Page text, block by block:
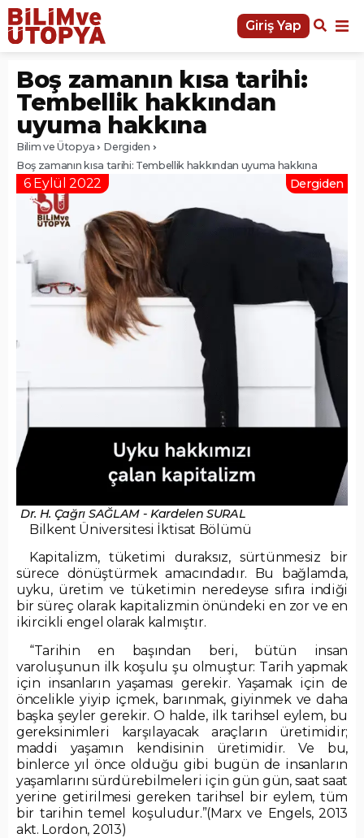
Giriş Yap
Boş zamanın kısa tarihi:
Tembellik hakkından
uyuma hakkına
Bilim ve Ütopya
Dergiden
Boş zamanın kısa tarihi: Tembellik hakkından uyuma hakkına
6 Eylül 2022 Dergiden
Dr. H. Çağrı SAĞLAM - Kardelen SURAL
Bilkent Üniversitesi İktisat Bölümü
Kapitalizm, tüketimi duraksız, sürtünmesiz bir
sürece dönüştürmek amacındadır. Bu bağlamda,
uyku, üretim ve tüketimin neredeyse sıfıra indiği
bir süreç olarak kapitalizmin önündeki en zor ve en
ikircikli engel olarak kalmıştır.
“Tarihin en başından beri, bütün insan
varoluşunun ilk koşulu şu olmuştur: Tarih yapmak
için insanların yaşaması gerekir. Yaşamak için de
öncelikle yiyip içmek, barınmak, giyinmek ve daha
başka şeyler gerekir. O halde, ilk tarihsel eylem, bu
gereksinimleri karşılayacak araçların üretimidir;
maddi yaşamın kendisinin üretimidir. Ve bu,
binlerce yıl önce olduğu gibi bugün de insanların
yaşamlarını sürdürebilmeleri için gün gün, saat saat
yerine getirilmesi gereken tarihsel bir eylem, tüm
bir tarihin temel koşuludur.”(Marx ve Engels, 2013
akt. Lordon, 2013)